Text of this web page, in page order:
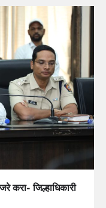
करा- जिल्हाधिकारी